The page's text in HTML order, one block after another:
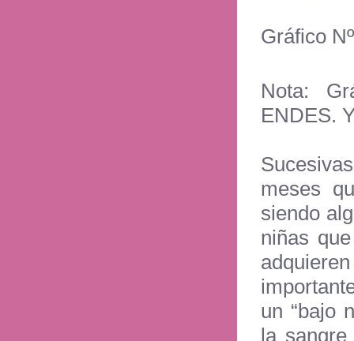
Gráfico
Nota:
ENDES.
meses
siendo
niñas
un “bajo
la